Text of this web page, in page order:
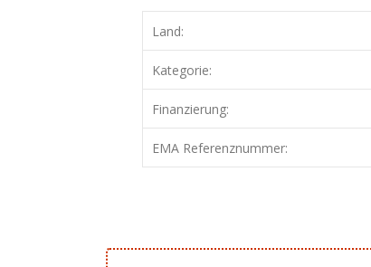
Land:
Kategorie:
Finanzierung:
EMA Referenznummer: